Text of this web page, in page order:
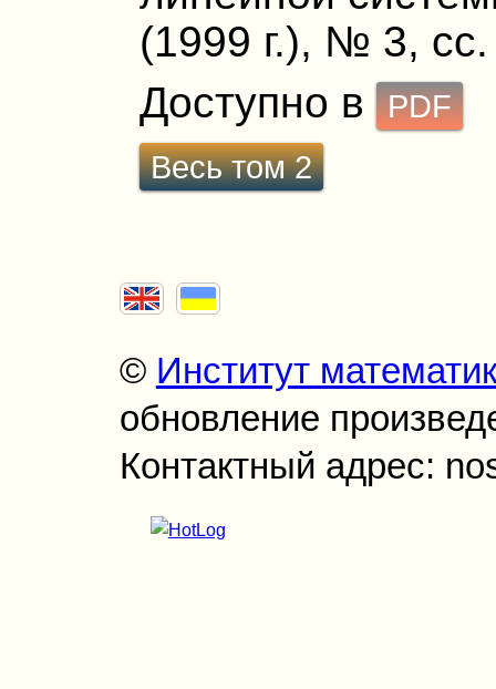
(1999 г.), № 3,
Доступно в
PDF
Весь том 2
© Институт
обновление
Контактный адрес: